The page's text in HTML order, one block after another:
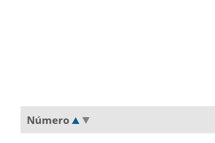
Número